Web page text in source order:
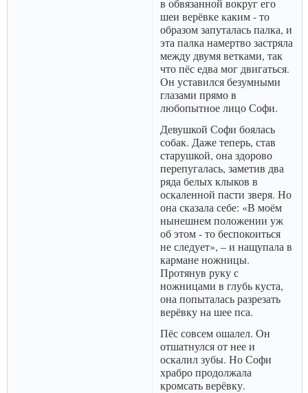
в обвязанной вокруг его
шеи верёвке каким - то
образом запуталась палка, и
эта палка намертво застряла
между двумя ветками, так
что пёс едва мог двигаться.
Он уставился безумными
глазами прямо в
любопытное лицо Софи.
Девушкой Софи боялась
собак. Даже теперь, став
старушкой, она здорово
перепугалась, заметив два
ряда белых клыков в
оскаленной пасти зверя. Но
она сказала себе: «В моём
нынешнем положении уж
об этом - то беспокоиться
не следует», – и нащупала в
кармане ножницы.
Протянув руку с
ножницами в глубь куста,
она попыталась разрезать
верёвку на шее пса.
Пёс совсем ошалел. Он
отшатнулся от нее и
оскалил зубы. Но Софи
храбро продолжала
кромсать верёвку.